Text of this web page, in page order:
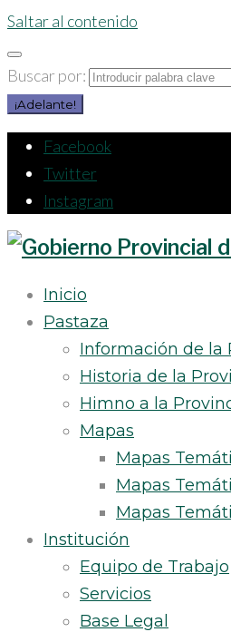
Saltar al contenido
Buscar por:
¡Adelante!
Facebook
Twitter
Instagram
Inicio
Pastaza
Información de la
Historia de la
Himno a la
Mapas
Mapas
Mapas
Mapas
Institución
Equipo de Trabajo
Servicios
Base Legal